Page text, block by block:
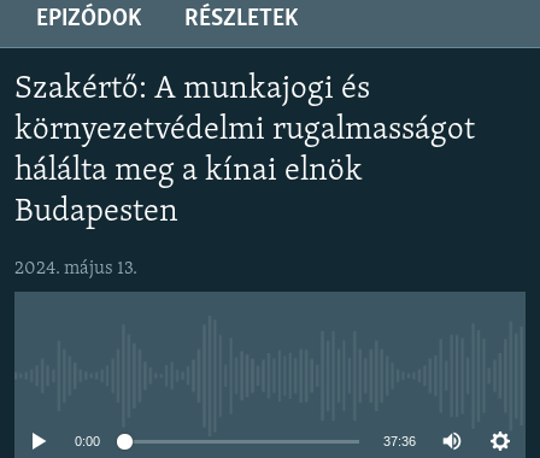
tartalomjegyzékre
Ugrás
keresésre
ELEMZŐ
NER15
SZABADON
TÁRSADALOM
DEMOKRÁCIA
A PÉNZ NYOMÁBAN
KLÍMAVÁLTOZÁS
Spotify
Feliratkozás
EPIZÓDOK RÉSZLETEK
Szakértő: A munkajogi és
környezetvédelmi rugalmasságot
hálálta meg a kínai elnök
Budapesten
2024. május 13.
0:00 37:36
Spotify
Feliratkozás